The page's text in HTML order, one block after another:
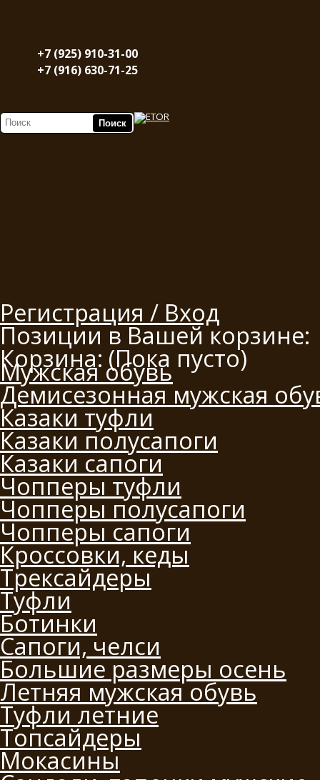
+7 (925) 910-31-00
+7 (916) 630-71-25
Регистрация / Вход
Позиции в Вашей корзине:
Корзина: (Пока пусто)
Мужская обувь
Демисезонная мужская
Казаки туфли
Казаки полусапоги
Казаки сапоги
Чопперы туфли
Чопперы полусапоги
Чопперы сапоги
Кроссовки, кеды
Трексайдеры
Туфли
Ботинки
Сапоги, челси
Большие размеры осень
Летняя мужская обувь
Туфли летние
Топсайдеры
Мокасины